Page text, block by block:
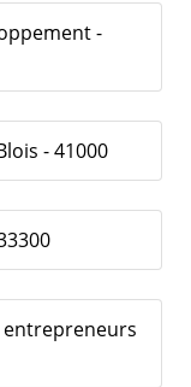
-
- 41000
entrepreneurs